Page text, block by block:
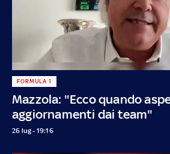
Mazzola: "Ecco quando
aggiornamenti dai team"
FORMULA 1
26 lug - 19:16